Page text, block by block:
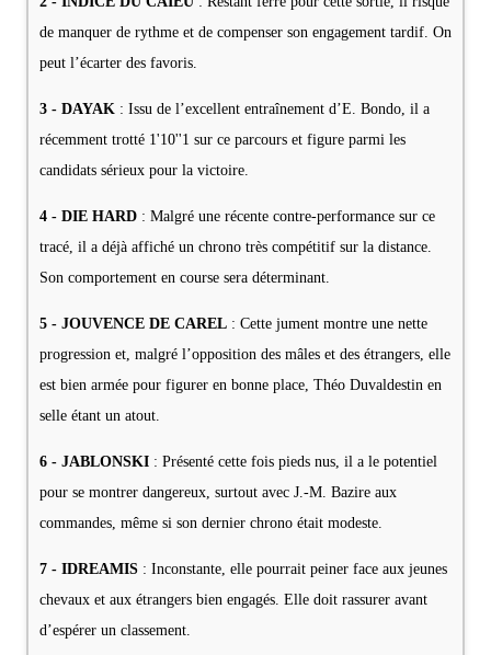
de manquer de rythme et de compenser son engagement tardif. On
peut l’écarter des favoris.
3 - DAYAK : Issu de l’excellent entraînement d’E. Bondo, il a
récemment trotté 1'10''1 sur ce parcours et figure parmi les
candidats sérieux pour la victoire.
4 - DIE HARD : Malgré une récente contre-performance sur ce
tracé, il a déjà affiché un chrono très compétitif sur la distance.
Son comportement en course sera déterminant.
5 - JOUVENCE DE CAREL : Cette jument montre une nette
progression et, malgré l’opposition des mâles et des étrangers, elle
est bien armée pour figurer en bonne place, Théo Duvaldestin en
selle étant un atout.
6 - JABLONSKI : Présenté cette fois pieds nus, il a le potentiel
pour se montrer dangereux, surtout avec J.-M. Bazire aux
commandes, même si son dernier chrono était modeste.
7 - IDREAMIS : Inconstante, elle pourrait peiner face aux jeunes
chevaux et aux étrangers bien engagés. Elle doit rassurer avant
d’espérer un classement.